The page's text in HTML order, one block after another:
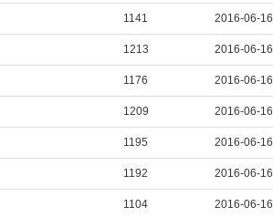
1141 2016-06-16
1213 2016-06-16
1176 2016-06-16
1209 2016-06-16
1195 2016-06-16
1192 2016-06-16
1104 2016-06-16